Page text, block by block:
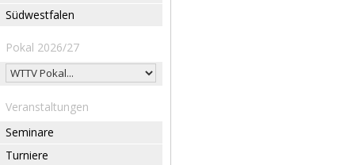
Südwestfalen
Pokal 2026/27
Veranstaltungen
Seminare
Turniere